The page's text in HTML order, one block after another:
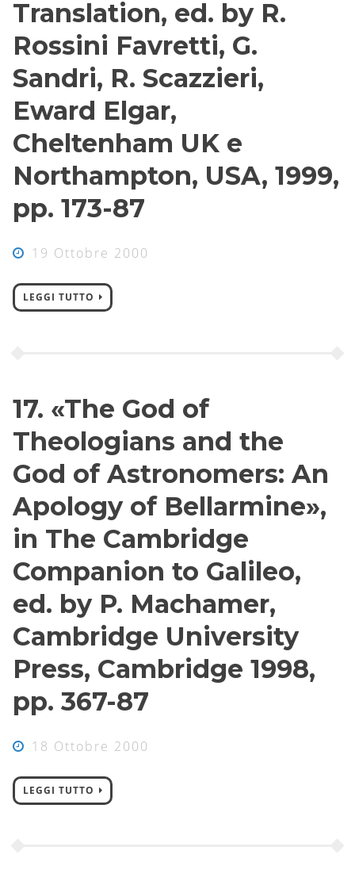
Translation, ed. by R.
Rossini Favretti, G.
Sandri, R. Scazzieri,
Eward Elgar,
Cheltenham UK e
Northampton, USA, 1999,
pp. 173-87
19 Ottobre 2000
LEGGI TUTTO
17. «The God of
Theologians and the
God of Astronomers: An
Apology of Bellarmine»,
in The Cambridge
Companion to Galileo,
ed. by P. Machamer,
Cambridge University
Press, Cambridge 1998,
pp. 367-87
18 Ottobre 2000
LEGGI TUTTO